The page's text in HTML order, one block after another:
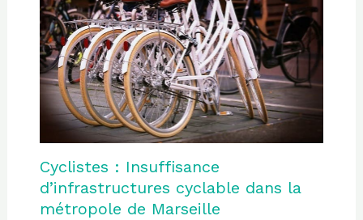
Cyclistes : Insuffisance
d’infrastructures cyclable dans la
métropole de Marseille